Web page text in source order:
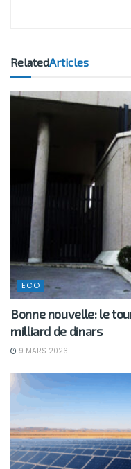
RelatedArticles
ECO
Bonne nouvelle: le
milliard de dinars
9 MARS 2026